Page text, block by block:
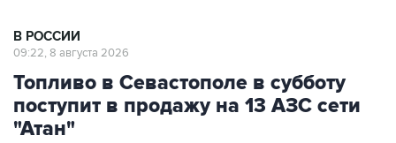
В РОССИИ
09:22, 8 августа 2026
Топливо в Севастополе в субботу
поступит в продажу на 13 АЗС сети
"Атан"